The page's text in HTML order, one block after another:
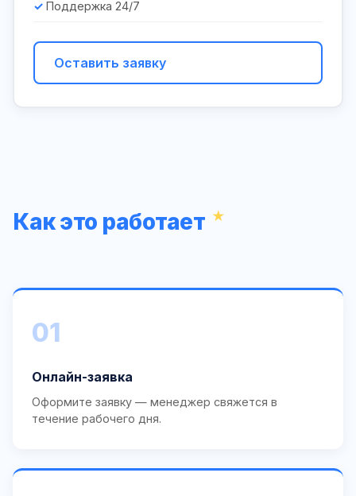
Поддержка 24/7
Оставить заявку
Как это работает
01
Онлайн-заявка
Оформите заявку — менеджер свяжется в
течение рабочего дня.